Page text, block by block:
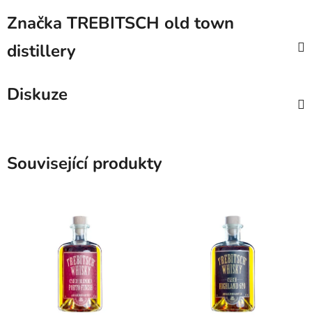
Značka TREBITSCH old town
distillery
Diskuze
Související produkty